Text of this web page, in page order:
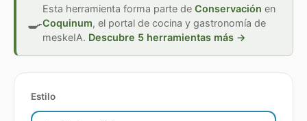
🍳
Esta herramienta forma parte de Conservación en
Coquinum, el portal de cocina y gastronomía de
meskeIA. Descubre 5 herramientas más →
Estilo